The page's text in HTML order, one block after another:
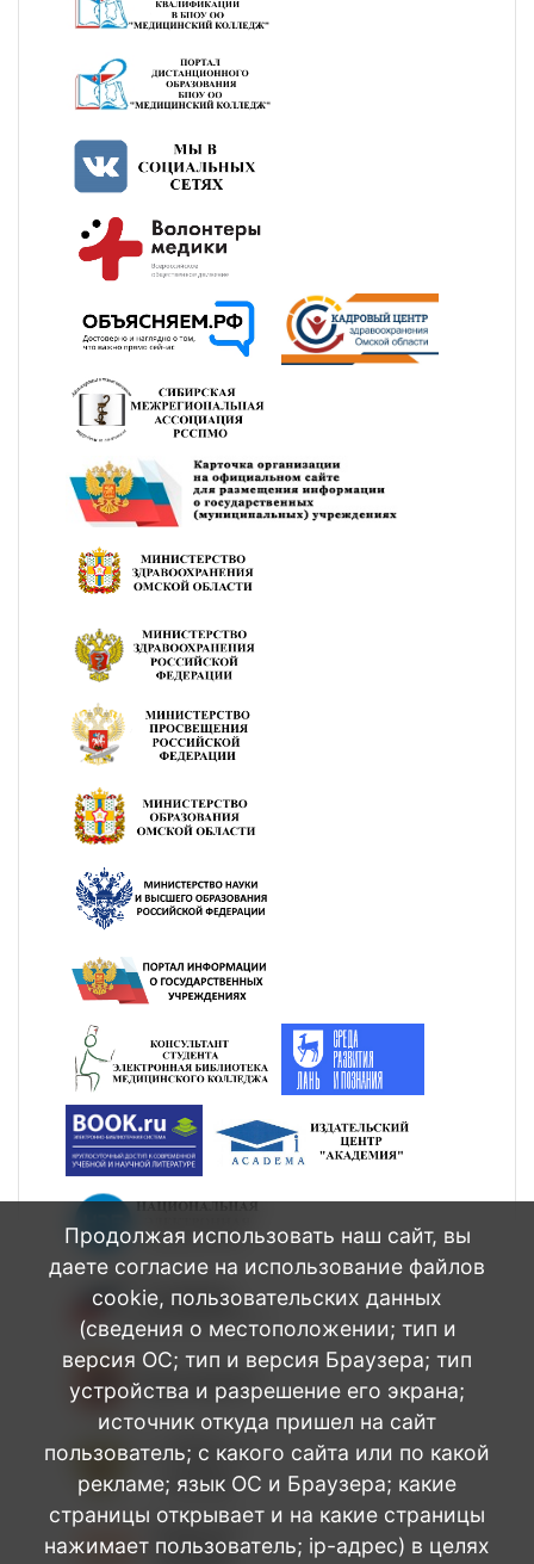
Продолжая использовать наш сайт, вы
даете согласие на использование файлов
cookie, пользовательских данных
(сведения о местоположении; тип и
версия ОС; тип и версия Браузера; тип
устройства и разрешение его экрана;
источник откуда пришел на сайт
пользователь; с какого сайта или по какой
рекламе; язык ОС и Браузера; какие
страницы открывает и на какие страницы
нажимает пользователь; ip-адрес) в целях